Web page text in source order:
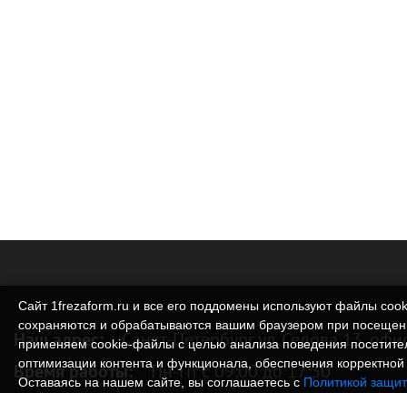
Наш адрес: Санкт-Петербург ул. Седова 13,
Время работы: Пн-Пт с 09:00 до 17:30
Сайт 1frezaform.ru и все его поддомены используют файлы
сохраняются и обрабатываются вашим браузером при
применяем cookie‑файлы с целью анализа поведения
оптимизации контента и функционала, обеспечения
Оставаясь на нашем сайте, вы соглашаетесь с Политикой